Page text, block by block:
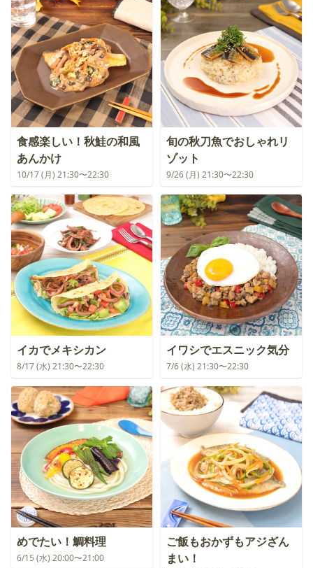
食感楽しい！秋鮭の和風
あんかけ
10/17 (月) 21:30〜22:30
旬の秋刀魚でおしゃれリ
ゾット
9/26 (月) 21:30〜22:30
イカでメキシカン
8/17 (水) 21:30〜22:30
イワシでエスニック気分
7/6 (水) 21:30〜22:30
めでたい！鯛料理
6/15 (水) 20:00〜21:00
ご飯もおかずもアジざん
まい！